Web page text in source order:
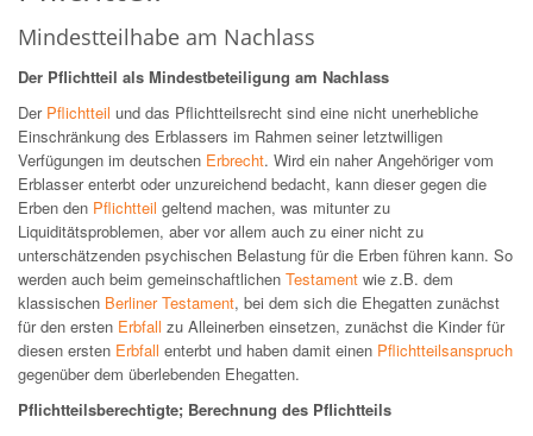
Mindestteilhabe am Nachlass
Der Pflichtteil als Mindestbeteiligung am Nachlass
Der Pflichtteil und das Pflichtteilsrecht sind eine nicht unerhebliche
Einschränkung des Erblassers im Rahmen seiner letztwilligen
Verfügungen im deutschen Erbrecht. Wird ein naher Angehöriger vom
Erblasser enterbt oder unzureichend bedacht, kann dieser gegen die
Erben den Pflichtteil geltend machen, was mitunter zu
Liquiditätsproblemen, aber vor allem auch zu einer nicht zu
unterschätzenden psychischen Belastung für die Erben führen kann. So
werden auch beim gemeinschaftlichen Testament wie z.B. dem
klassischen Berliner Testament, bei dem sich die Ehegatten zunächst
für den ersten Erbfall zu Alleinerben einsetzen, zunächst die Kinder für
diesen ersten Erbfall enterbt und haben damit einen Pflichtteilsanspruch
gegenüber dem überlebenden Ehegatten.
Pflichtteilsberechtigte; Berechnung des Pflichtteils